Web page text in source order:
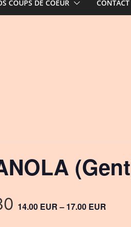
COUPS DE COEUR CONTACT
14.00 EUR – 17.00 EUR